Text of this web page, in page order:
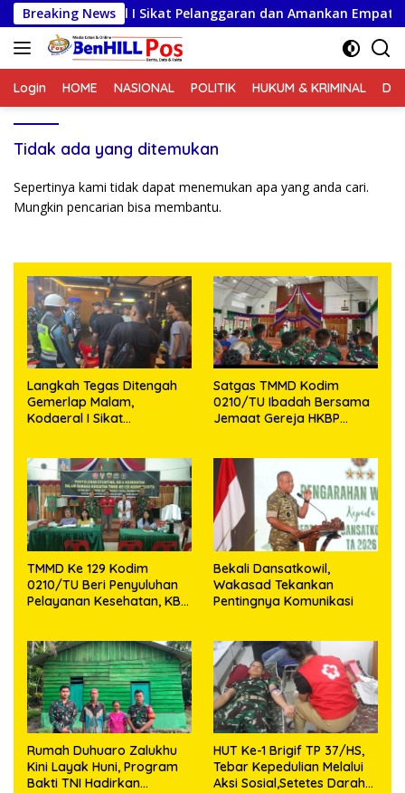
Langsung
ke
konten
Breaking News
Kodaeral I Sikat Pelanggaran dan Amankan Empat
Login HOME NASIONAL POLITIK HUKUM & KRIMINAL
Tidak ada yang ditemukan
Sepertinya kami tidak dapat menemukan apa yang anda cari.
Mungkin pencarian bisa membantu.
Langkah Tegas Ditengah
Gemerlap Malam,
Kodaeral I Sikat
Tajam
Satgas TMMD Kodim
0210/TU Ibadah Bersama
Jemaat Gereja HKBP
TMMD Ke 129 Kodim
0210/TU Beri Penyuluhan
Pelayanan Kesehatan, KB
Bekali Dansatkowil,
Wakasad Tekankan
Pentingnya Komunikasi
Rumah Duhuaro Zalukhu
Kini Layak Huni, Program
Bakti TNI Hadirkan
HUT Ke-1 Brigif TP 37/HS,
Tebar Kepedulian Melalui
Aksi Sosial,Setetes Darah